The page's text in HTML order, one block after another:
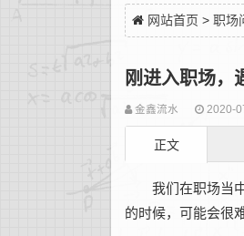
网站首页 > 职场
刚进入职场，
金鑫流水 2020-
正文
我们在职场当
的时候，可能会很